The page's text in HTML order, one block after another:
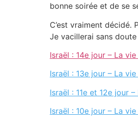
bonne soirée et de se
C’est vraiment décidé.
Je vacillerai sans
Israël : 14e jour – La
Israël : 13e jour – La
Israël : 11e et 12e jour
Israël : 10e jour – La